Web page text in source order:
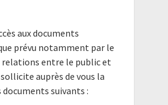
aux documents
prévu notamment par le
relations entre le public et
auprès de vous la
suivants :